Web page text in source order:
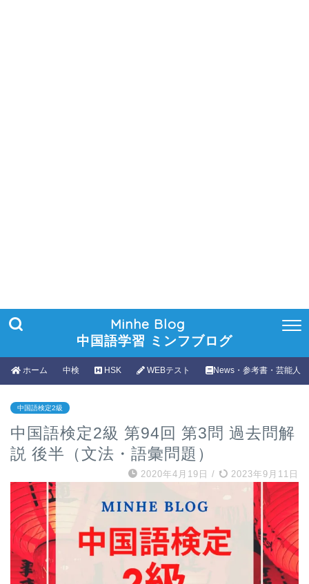
Minhe Blog
中国語学習 ミンフブログ
ホーム 中検 HSK WEBテスト News・参考書・芸能人
中国語検定2級
中国語検定2級 第94回 第3問 過去問解
説 後半（文法・語彙問題）
2020年4月19日 / 2023年9月11日